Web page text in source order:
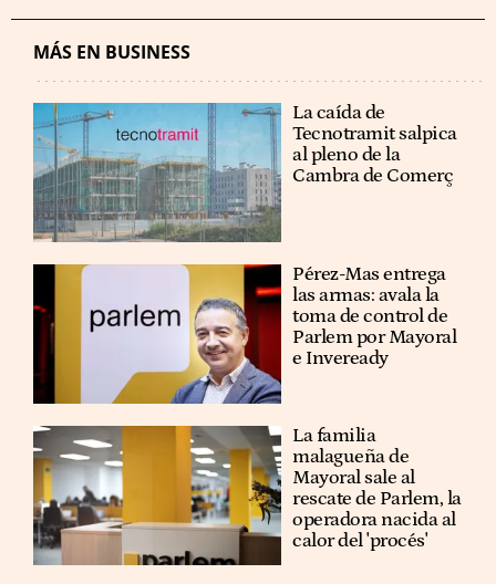
MÁS EN BUSINESS
La caída de
Tecnotramit salpica
al pleno de la
Cambra de Comerç
Pérez-Mas entrega
las armas: avala la
toma de control de
Parlem por Mayoral
e Inveready
La familia
malagueña de
Mayoral sale al
rescate de Parlem, la
operadora nacida al
calor del 'procés'